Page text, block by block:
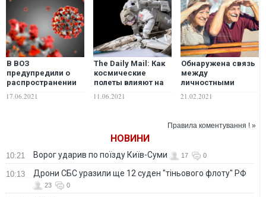
В ВОЗ
предупредили о
распространении
для иммунитета
17.06.2021
The Daily Mail: Как
космические
полеты влияют на
астронавтов?
11.06.2021
Обнаружена связь
между
личностными
риском смерти:
люди живут
21.02.2021
Правила коментування ! »
НОВИНИ
10:21 Ворог ударив по поїзду Київ-Суми 17 0
10:13 Дрони СБС уразили ще 12 суден "тіньового флоту" РФ
23 0